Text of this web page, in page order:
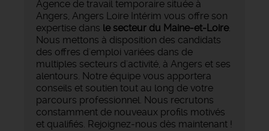
Agence de travail temporaire située à
Angers, Angers Loire Intérim vous offre son
expertise dans le secteur du Maine-et-Loire.
Nous mettons à disposition des candidats
des offres d'emploi variées dans de
multiples secteurs d'activité, à Angers et ses
alentours. Notre équipe vous apportera
conseils et soutien tout au long de votre
parcours professionnel. Nous recrutons
constamment de nouveaux profils motivés
et qualifiés. Rejoignez-nous dès maintenant !